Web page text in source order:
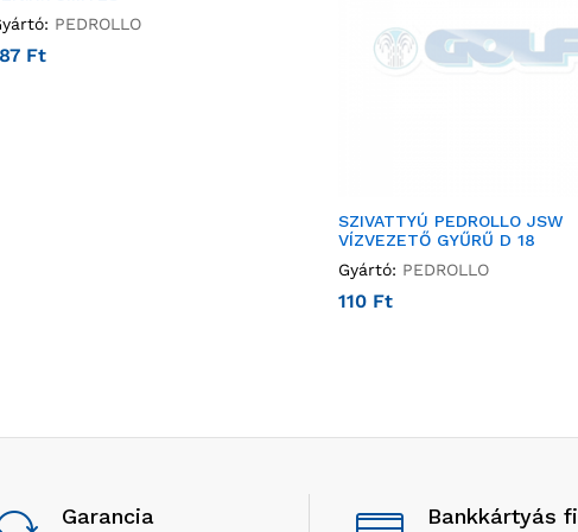
PEDROLLO
Ft
SZIVATTYÚ PEDROLLO JSW
VÍZVEZETŐ GYŰRŰ D 18
Gyártó: PEDROLLO
110 Ft
Garancia Bankkártyás